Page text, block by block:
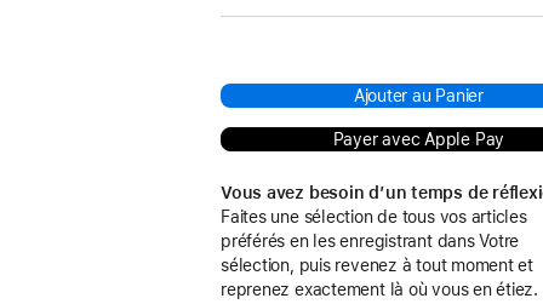
Ajouter au Panier
Payer avec Apple Pay
Vous avez besoin d’un temps de
Faites une sélection de tous vos articles
préférés en les enregistrant dans Votre
sélection, puis revenez à tout moment et
reprenez exactement là où vous en étiez.